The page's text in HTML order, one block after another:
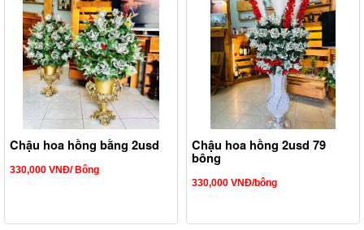
Chậu hoa hồng bằng 2usd
330,000 VNĐ/ Bông
Chậu hoa hồng 2usd 79
bông
330,000 VNĐ/bông